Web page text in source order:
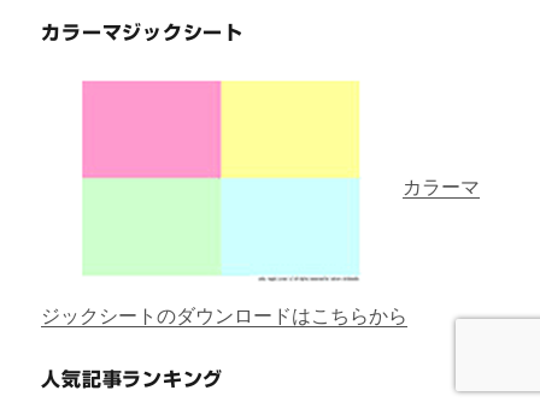
カラーマジックシート
カラーマ
ジックシートのダウンロードはこちらから
人気記事ランキング